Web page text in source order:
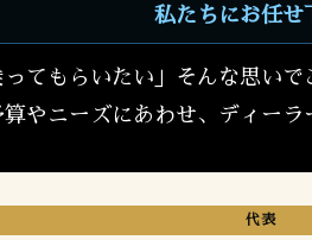
私たちにお任せ
てもらいたい」そんな思い
やニーズにあわせ、ディー
代表